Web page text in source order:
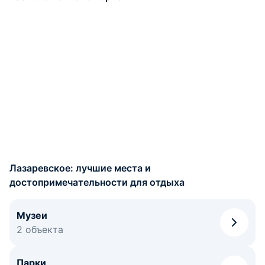
деревянными настилами, а дорога идет вдоль горных
ручьев и водопадов. Для входа потребуется заплатить
Программа включает трюки морских млекопитающих,
которые вызывают восторг у детей любого возраста.
до 5 лет могут пройти бесплатно.
Лазаревское: лучшие места и
достопримечательности для отдыха
Музеи
2 объекта
Парки